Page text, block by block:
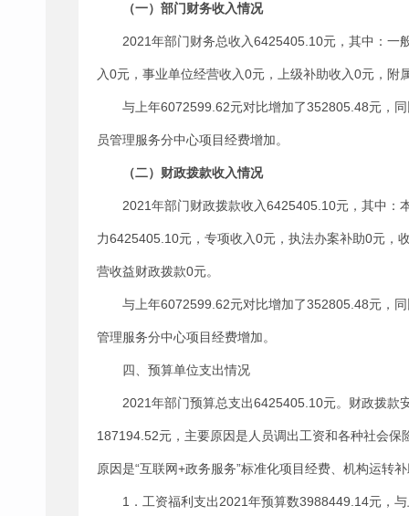
（一）部门财务收入情况
2021年部门财务总收入6425405.10元，其中：一
入0元，事业单位经营收入0元，上级补助收入0元，附
与上年6072599.62元对比增加了352805.48元，
员管理服务分中心项目经费增加。
（二）财政拨款收入情况
2021年部门财政拨款收入6425405.10元，其中：
力6425405.10元，专项收入0元，执法办案补助0元，
营收益财政拨款0元。
与上年6072599.62元对比增加了352805.48元，
管理服务分中心项目经费增加。
四、预算单位支出情况
2021年部门预算总支出6425405.10元。财政拨
187194.52元，主要原因是人员调出工资和各种社会
原因是“互联网+政务服务”标准化项目经费、机构运转
1．工资福利支出2021年预算数3988449.14元，